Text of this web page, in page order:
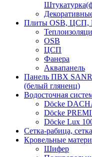
Плиты OSB, ЦСП,
OSB
ЦСП
Фанера
Аквапанель
Панель ПВХ
(белый гляненц)
Водосточная
Döсkе
Döcke
Döсkе Luх
Сетка-рабица,
Кровельные
Шифер